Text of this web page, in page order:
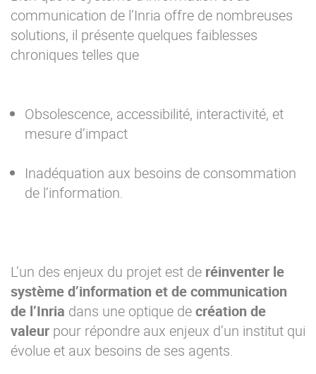
communication de l’Inria offre de nombreuses
solutions, il présente quelques faiblesses
chroniques telles que
Obsolescence, accessibilité, interactivité, et
mesure d’impact
Inadéquation aux besoins de consommation
de l’information.
L’un des enjeux du projet est de réinventer le
système d’information et de communication
de l’Inria dans une optique decréation de
valeur pour répondre aux enjeux d’un institut qui
évolue et aux besoins de ses agents.